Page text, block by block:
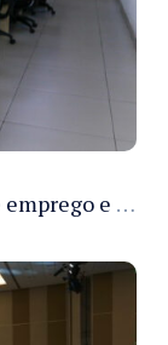
Sine Manaus anuncia 639 vagas de emprego e atendimento presencial nesta sexta 7/8